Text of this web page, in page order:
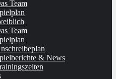
Team
Team
& News